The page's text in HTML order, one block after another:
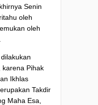
Senin
oleh
oleh
karena Pihak
Ikhlas
Takdir
Maha Esa,